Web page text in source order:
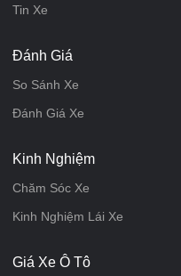
Tin Xe
Đánh Giá
So Sánh Xe
Đánh Giá Xe
Kinh Nghiệm
Chăm Sóc Xe
Kinh Nghiệm Lái Xe
Giá Xe Ô Tô